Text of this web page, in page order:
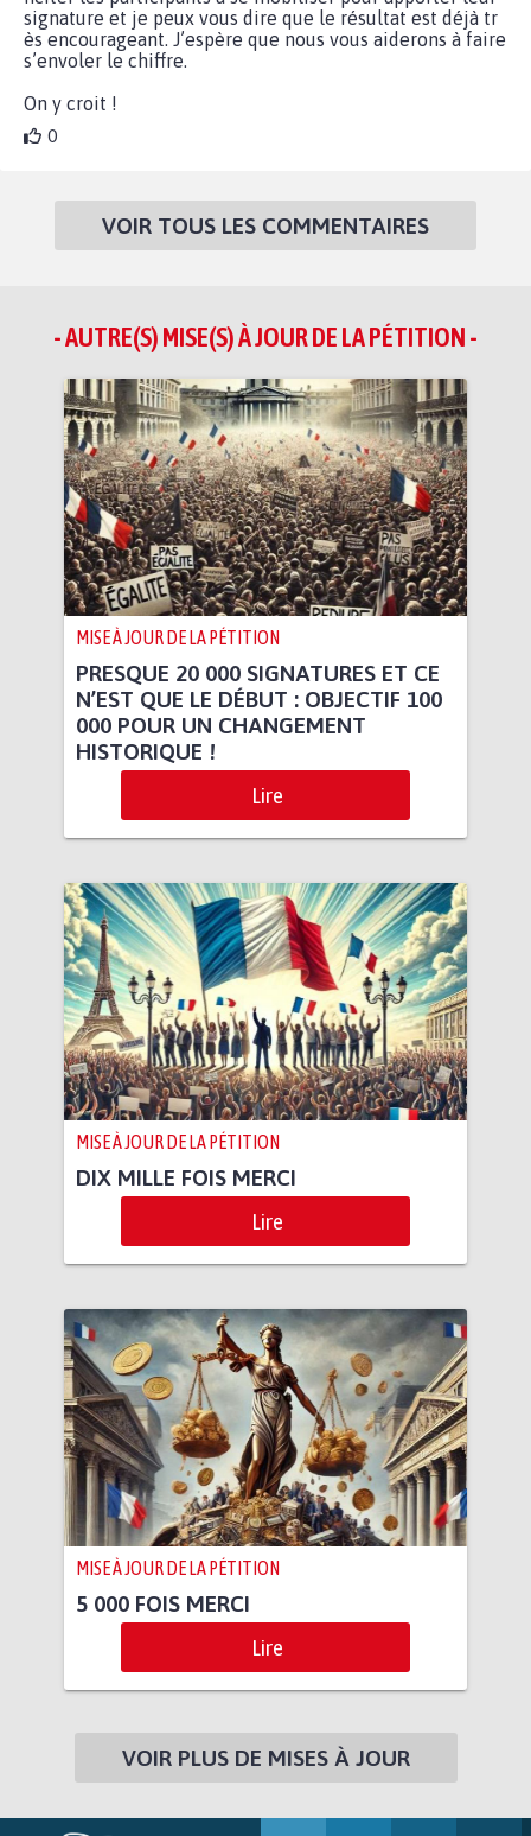
signature et je peux vous dire que le résultat est déjà tr
ès encourageant. J’espère que nous vous aiderons à faire
s’envoler le chiffre.
On y croit !
0
VOIR TOUS LES COMMENTAIRES
- AUTRE(S) MISE(S) À JOUR DE LA PÉTITION -
MISE À JOUR DE LA PÉTITION
PRESQUE 20 000 SIGNATURES ET CE
N’EST QUE LE DÉBUT : OBJECTIF 100
000 POUR UN CHANGEMENT
HISTORIQUE !
Lire
MISE À JOUR DE LA PÉTITION
DIX MILLE FOIS MERCI
Lire
MISE À JOUR DE LA PÉTITION
5 000 FOIS MERCI
Lire
VOIR PLUS DE MISES À JOUR